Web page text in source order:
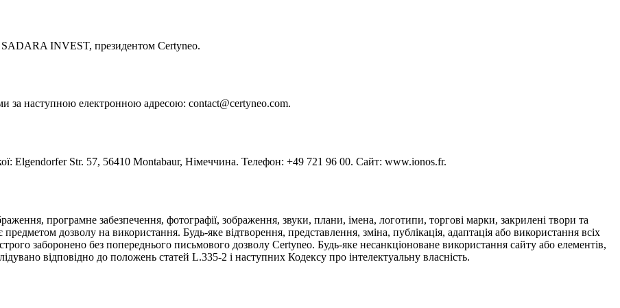
INVEST, президентом Certyneo.
за наступною електронною адресою: contact@certyneo.com.
Elgendorfer Str. 57, 56410 Montabaur, Німеччина. Телефон: +49 721 96 00. Сайт: www.ionos.fr.
програмне забезпечення, фотографії, зображення, звуки, плани, імена, логотипи, торгові марки, закрилені твори та
дозволу на використання. Будь-яке відтворення, представлення, зміна, публікація, адаптація або використання всіх
заборонено без попереднього письмового дозволу Certyneo. Будь-яке несанкціоноване використання сайту або елементів,
відповідно до положень статей L.335-2 і наступних Кодексу про інтелектуальну власність.